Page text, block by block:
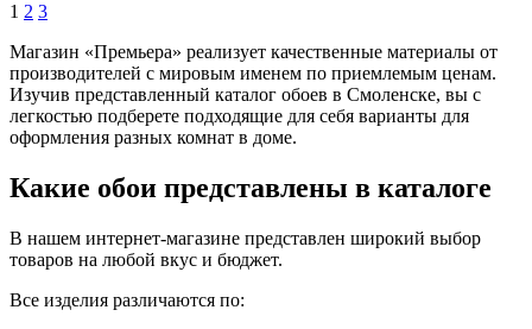
1 2 3
Магазин «Премьера» реализует качественные материалы от
производителей с мировым именем по приемлемым ценам.
Изучив представленный каталог обоев в Смоленске, вы с
легкостью подберете подходящие для себя варианты для
оформления разных комнат в доме.
Какие обои представлены в каталоге
В нашем интернет-магазине представлен широкий выбор
товаров на любой вкус и бюджет.
Все изделия различаются по: